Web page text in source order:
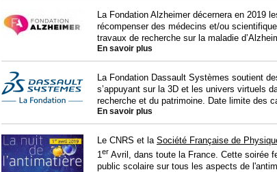
La Fondation Alzheimer décernera en 2019
récompenser des médecins et/ou
travaux de recherche sur la maladie
En savoir plus
La Fondation Dassault Systèmes soutient
s’appuyant sur la 3D et les univers virtuels
recherche et du patrimoine. Date limite des
En savoir plus
Le CNRS et la Société Française de
1er Avril, dans toute la France. Cette soirée
public scolaire sur tous les aspects de